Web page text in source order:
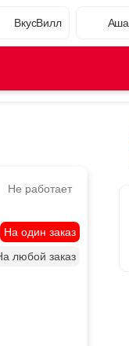
ВкусВилл
Не работает
На один заказ
любой заказ